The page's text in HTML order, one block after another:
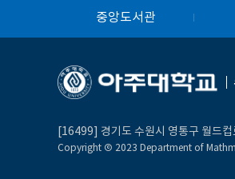
중앙도서관
[16499] 경기도 수원시 영통구 월드
Copyright Ⓒ 2023 Department of